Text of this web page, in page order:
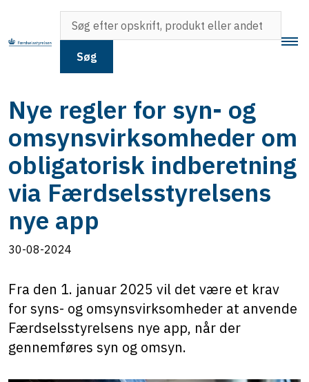
Søg
Nye regler for syn- og
omsynsvirksomheder om
obligatorisk indberetning
via Færdselsstyrelsens
nye app
30-08-2024
Fra den 1. januar 2025 vil det være et krav
for syns- og omsynsvirksomheder at anvende
Færdselsstyrelsens nye app, når der
gennemføres syn og omsyn.